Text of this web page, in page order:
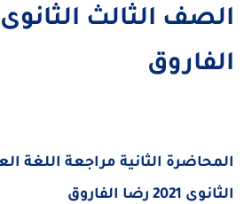
الفاروق
المحاضرة الثانية مراجعة اللغة
الثانوى 2021 رضا الفاروق